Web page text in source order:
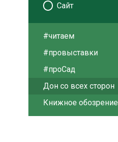
Сайт
#читаем
#провыставки
#проСад
Дон со всех сторон
Книжное обозрение